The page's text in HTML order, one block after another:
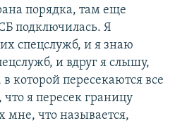
порядка, там еще
подключилась. Я
спецслужб, и я знаю
и вдруг я слышу,
которой пересекаются все
что я пересек границу
мне, что называется,